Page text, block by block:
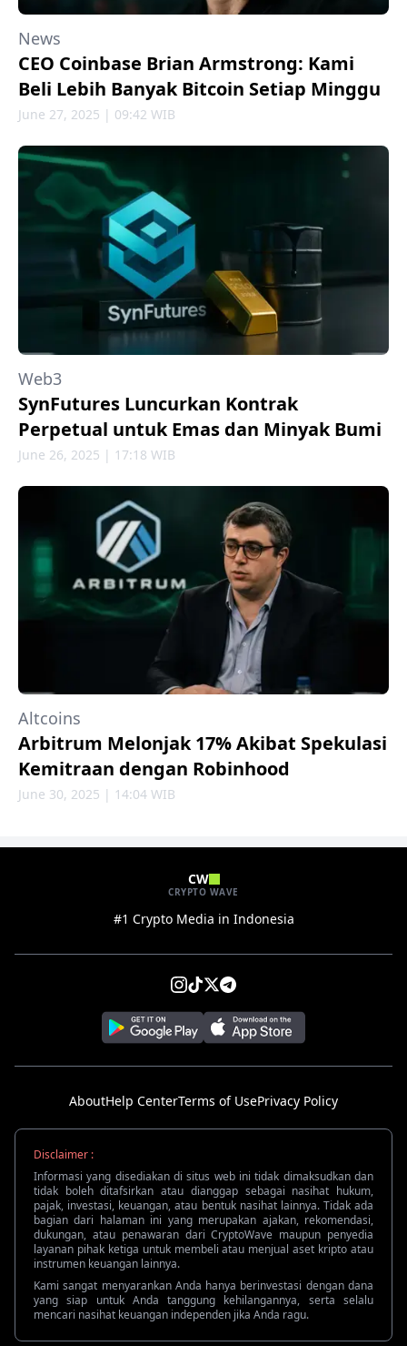
News
CEO Coinbase Brian Armstrong: Kami
Beli Lebih Banyak Bitcoin Setiap Minggu
June 27, 2025 | 09:42 WIB
Web3
SynFutures Luncurkan Kontrak
Perpetual untuk Emas dan Minyak Bumi
June 26, 2025 | 17:18 WIB
Altcoins
Arbitrum Melonjak 17% Akibat Spekulasi
Kemitraan dengan Robinhood
June 30, 2025 | 14:04 WIB
CW
CRYPTO WAVE
#1 Crypto Media in Indonesia
AboutHelp CenterTerms of UsePrivacy Policy
Disclaimer :
Informasi yang disediakan di situs web ini tidak dimaksudkan dan
tidak boleh ditafsirkan atau dianggap sebagai nasihat hukum,
pajak, investasi, keuangan, atau bentuk nasihat lainnya. Tidak ada
bagian dari halaman ini yang merupakan ajakan, rekomendasi,
dukungan, atau penawaran dari CryptoWave maupun penyedia
layanan pihak ketiga untuk membeli atau menjual aset kripto atau
instrumen keuangan lainnya.
Kami sangat menyarankan Anda hanya berinvestasi dengan dana
yang siap untuk Anda tanggung kehilangannya, serta selalu
mencari nasihat keuangan independen jika Anda ragu.